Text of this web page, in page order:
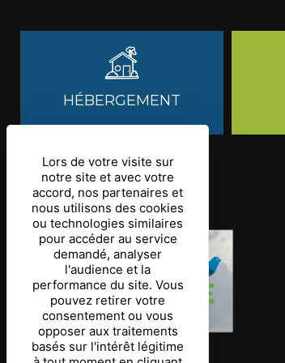
HÉBERGEMENT
Lors de votre visite sur
notre site et avec votre
accord, nos partenaires et
nous utilisons des cookies
ou technologies similaires
pour accéder au service
demandé, analyser
l'audience et la
performance du site. Vous
pouvez retirer votre
consentement ou vous
opposer aux traitements
basés sur l'intérêt légitime